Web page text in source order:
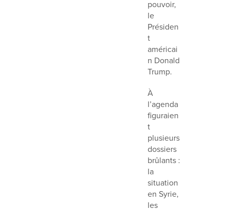
pouvoir,
le
Présiden
t
américai
n Donald
Trump.
À
l’agenda
figuraien
t
plusieurs
dossiers
brûlants :
la
situation
en Syrie,
les